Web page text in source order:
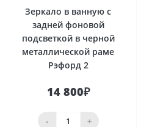
Зеркало в ванную с
задней фоновой
подсветкой в черной
металлической раме
Рэфорд 2
14 800₽
- +